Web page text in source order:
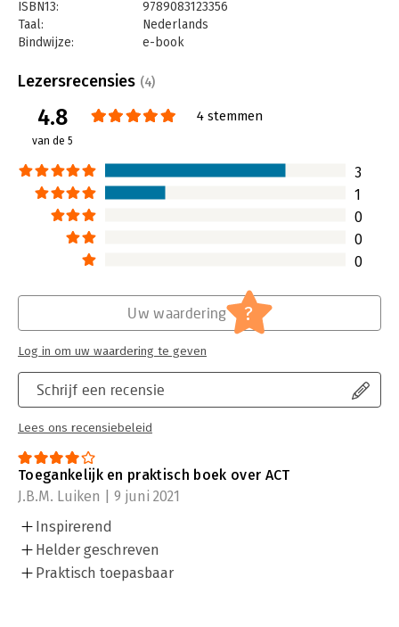
ISBN13:
9789083123356
Taal:
Nederlands
Bindwijze:
e-book
Bestandsformaat:
epub
Uitgever:
Uitgeverij Het Boekenschap
Verschijningsdatum:
Hoofdrubriek: Coaching en trainen
Lezersrecensies (4)
4.8
van de 5
4 stemmen
3
1
0
0
0
Schrijf een recensie
Lees ons recensiebeleid
Uw waardering ?
Log in om uw waardering te geven
Toegankelijk en praktisch boek over ACT
J.B.M. Luiken | 9 juni 2021
Inspirerend
Helder geschreven
Praktisch toepasbaar